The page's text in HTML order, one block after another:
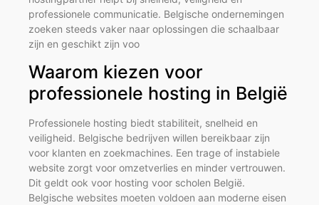
professionele communicatie. Belgische ondernemingen
zoeken steeds vaker naar oplossingen die schaalbaar
zijn en geschikt zijn voo
Waarom kiezen voor
professionele hosting in België
Professionele hosting biedt stabiliteit, snelheid en
veiligheid. Belgische bedrijven willen bereikbaar zijn
voor klanten en zoekmachines. Een trage of instabiele
website zorgt voor omzetverlies en minder vertrouwen.
Dit geldt ook voor hosting voor scholen België.
Belgische websites moeten voldoen aan moderne eisen